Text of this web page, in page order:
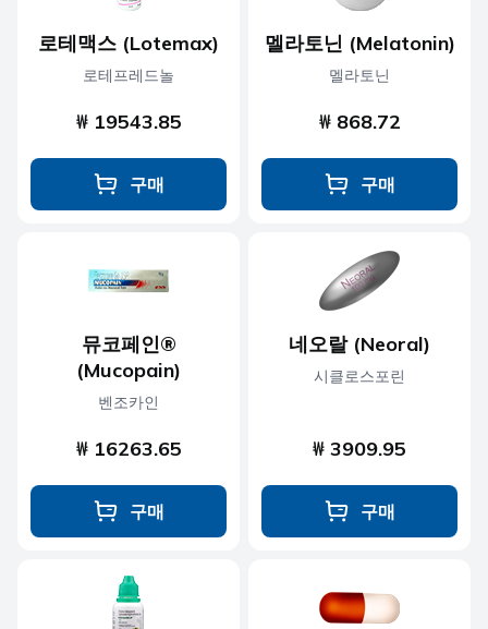
로테맥스 (Lotemax)
로테프레드놀
₩ 19543.85
구매
멜라토닌 (Melatonin)
멜라토닌
₩ 868.72
구매
뮤코페인®
(Mucopain)
벤조카인
₩ 16263.65
구매
네오랄 (Neoral)
시클로스포린
₩ 3909.95
구매